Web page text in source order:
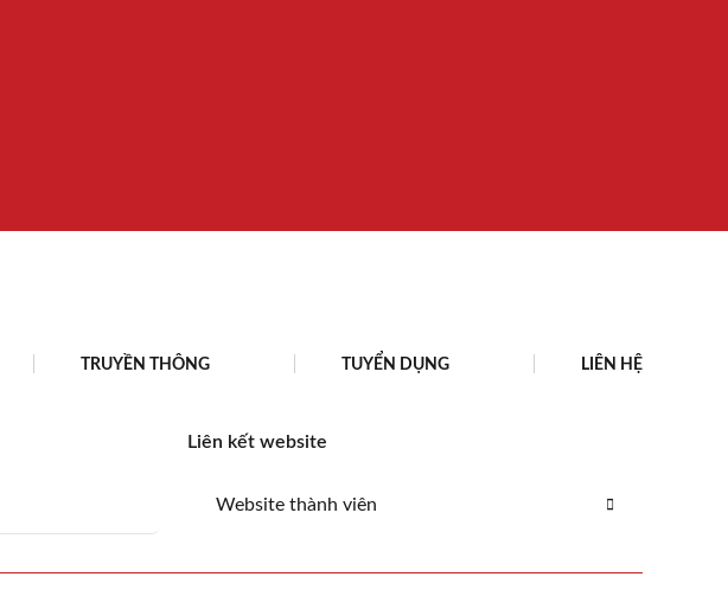
TRUYỀN THÔNG TUYỂN DỤNG LIÊN HỆ
Liên kết website
Website thành viên